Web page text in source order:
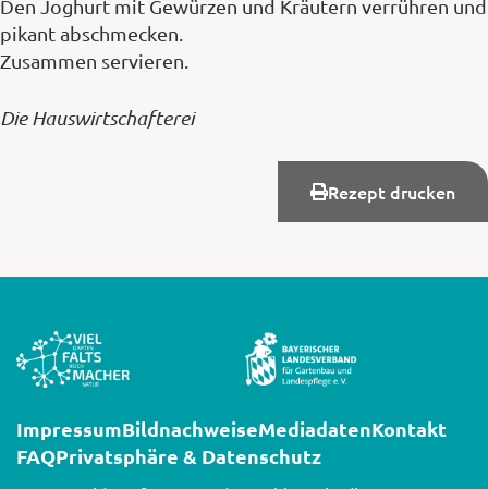
Den Joghurt mit Gewürzen und Kräutern verrühren und
pikant abschmecken.
Zusammen servieren.
Die Hauswirtschafterei
Rezept drucken
ImpressumBildnachweiseMediadatenKontakt
FAQPrivatsphäre & Datenschutz